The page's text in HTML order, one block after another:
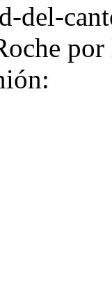
del-